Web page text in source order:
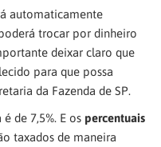
automaticamente
trocar por dinheiro
deixar claro que
para que possa
da Fazenda de SP.
de 7,5%. E os percentuais
taxados de maneira